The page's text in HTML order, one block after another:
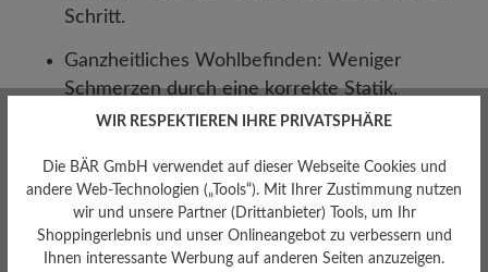
Schritt.
Ganzheitliches Wohlbefinden: Weniger
Schmerzen durch eine korrekte Statik.
Damenschuhe
Herrenschuhe
WIR RESPEKTIEREN IHRE PRIVATSPHÄRE
Die BÄR GmbH verwendet auf dieser Webseite Cookies und
andere Web-Technologien („Tools“). Mit Ihrer Zustimmung nutzen
wir und unsere Partner (Drittanbieter) Tools, um Ihr
Shoppingerlebnis und unser Onlineangebot zu verbessern und
Ihnen interessante Werbung auf anderen Seiten anzuzeigen.